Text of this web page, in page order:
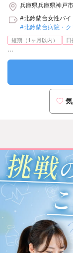
兵庫県兵庫県神戸
#北鈴蘭台女性バ
#北鈴蘭台病院・
短期（1ヶ月以内）
...